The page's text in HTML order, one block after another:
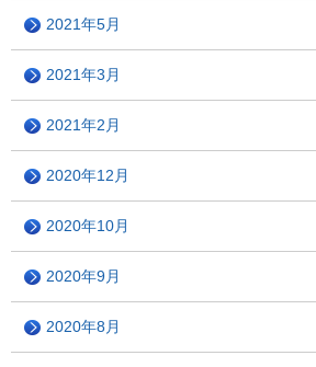
2021年5月
2021年3月
2021年2月
2020年12月
2020年10月
2020年9月
2020年8月